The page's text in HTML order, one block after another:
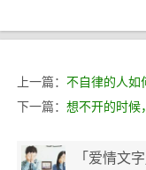
上一篇： 不自律的人如
下一篇： 想不开的时候
「爱情文